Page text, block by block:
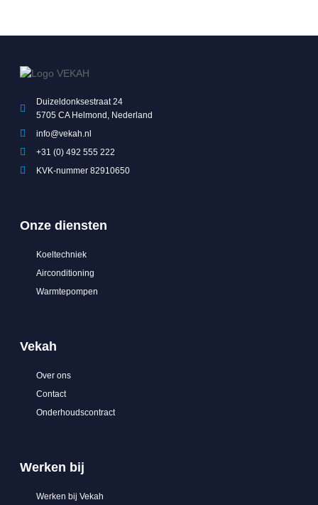
Duizeldonksestraat 24
5705 CA Helmond, Nederland
info@vekah.nl
+31 (0) 492 555 222
KVK-nummer 82910650
Onze diensten
Koeltechniek
Airconditioning
Warmtepompen
Vekah
Over ons
Contact
Onderhoudscontract
Werken bij
Werken bij Vekah